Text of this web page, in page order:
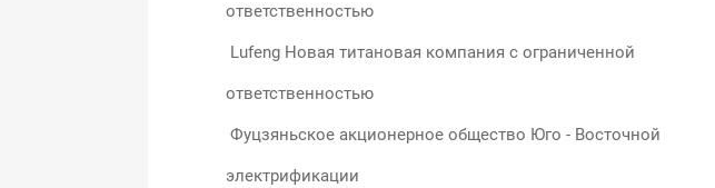
ответственностью
Lufeng Новая титановая компания с ограниченной
ответственностью
Фуцзяньское акционерное общество Юго - Восточной
электрификации